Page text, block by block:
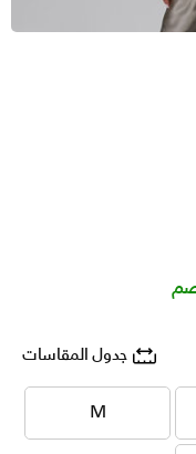
جدول المقاسات
M
M